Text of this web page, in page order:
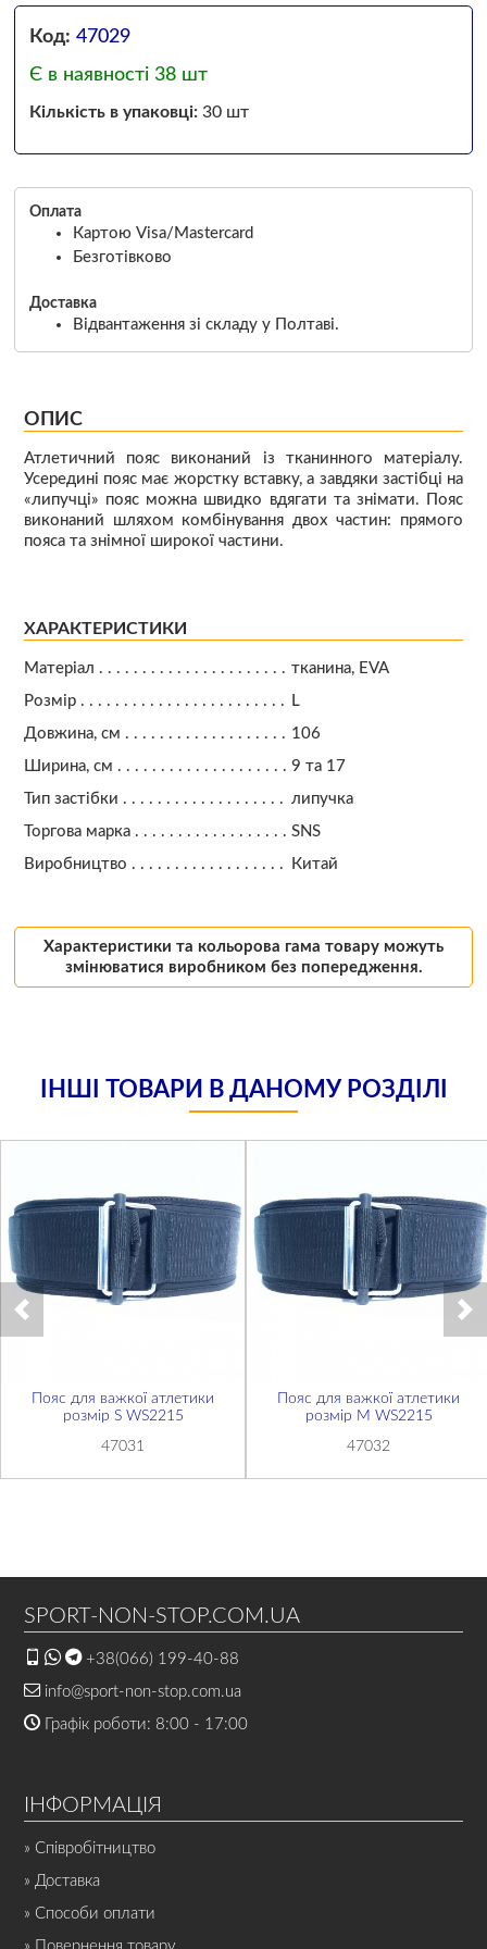
Код: 47029
Є в наявності 38 шт
Кількість в упаковці:30 шт
Оплата
Картою Visa/Mastercard
Безготівково
Доставка
Відвантаження зі складу у Полтаві.
ОПИС
Атлетичний пояс виконаний із тканинного матеріалу.
Усередині пояс має жорстку вставку, а завдяки застібці на
«липучці» пояс можна швидко вдягати та знімати. Пояс
виконаний шляхом комбінування двох частин: прямого
пояса та знімної широкої частини.
ХАРАКТЕРИСТИКИ
Матеріал
тканина, EVA
Розмір
L
Довжина, см
106
Ширина, см
9 та 17
Тип застібки
липучка
Торгова марка
SNS
Виробництво
Китай
Характеристики та кольорова гама товару можуть
змінюватися виробником без попередження.
ІНШІ ТОВАРИ В ДАНОМУ РОЗДІЛІ
Пояс для важкої атлетики
розмір S WS2215
47031
Пояс для важкої атлетики
розмір М WS2215
47032
SPORT-NON-STOP.COM.UA
+38(066) 199-40-88
info@sport-non-stop.com.ua
Графік роботи: 8:00 - 17:00
ІНФОРМАЦІЯ
» Співробітництво
» Доставка
» Способи оплати